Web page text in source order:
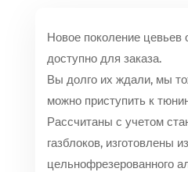
Новое поколение
доступно для заказа.
Вы долго их ждали, мы
можно приступить к
Рассчитаны с учетом
газблоков, изготовлены из
цельнофрезерованного